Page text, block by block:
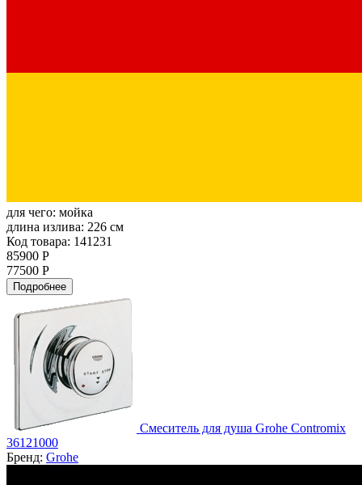
для чего: мойка
длина излива: 226 см
Код товара: 141231
85900 Р
77500 Р
Подробнее
Смеситель для душа Grohe Contromix
36121000
Бренд: Grohe